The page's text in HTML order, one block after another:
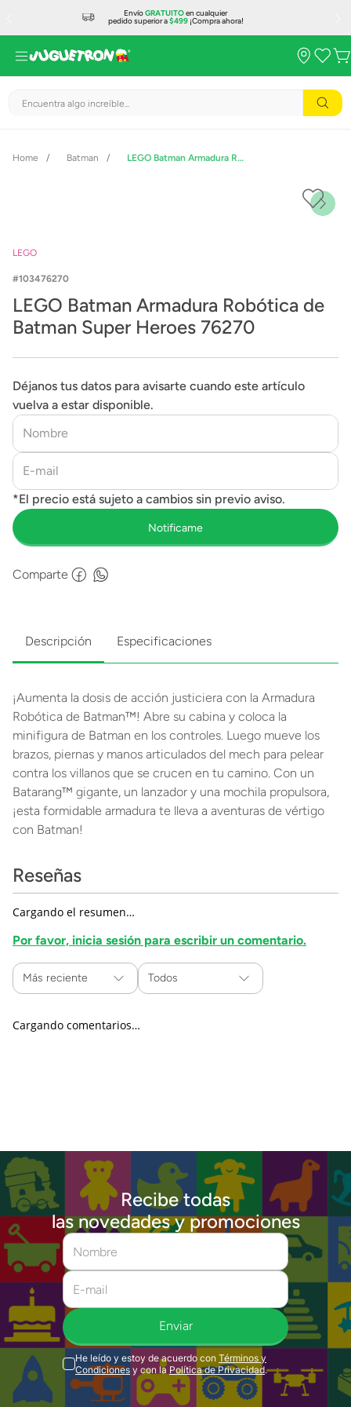
EnvíoGRATUITOen cualquier
pedido superior a$499¡Compra ahora!
Encuentra algo increíble...
Batman LEGO Batman Armadura Robótica de Batman Super Heroes 76270
LEGO
103476270
LEGO Batman Armadura Robótica de
Batman Super Heroes 76270
Déjanos tus datos para avisarte cuando este artículo
vuelva a estar disponible.
Comparte
Descripción Especificaciones
¡Aumenta la dosis de acción justiciera con la Armadura
Robótica de Batman™! Abre su cabina y coloca la
minifigura de Batman en los controles. Luego mueve los
brazos, piernas y manos articulados del mech para pelear
contra los villanos que se crucen en tu camino. Con un
Batarang™ gigante, un lanzador y una mochila propulsora,
¡esta formidable armadura te lleva a aventuras de vértigo
con Batman!
Reseñas
Cargando el resumen…
Por favor, inicia sesión para escribir un comentario.
Más reciente Todos
Cargando comentarios…
Recibe todas
las novedades y promociones
Enviar
He leído y estoy de acuerdo con Términos y
Condiciones y con la Política de Privacidad.